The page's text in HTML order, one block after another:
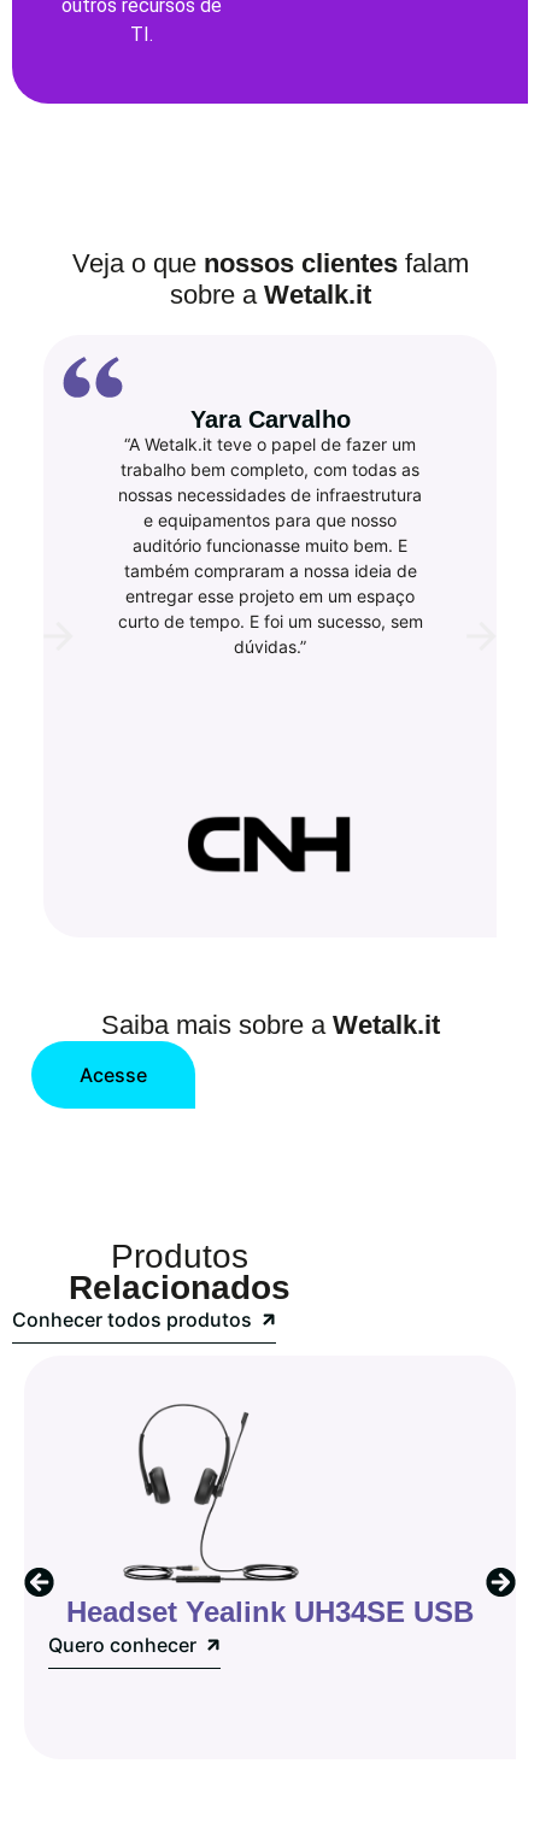
outros recursos de
TI.
Veja o que nossos clientesfalam
sobre a Wetalk.it
Yara Carvalho
“A Wetalk.it teve o papel de fazer um
trabalho bem completo, com todas as
nossas necessidades de infraestrutura
e equipamentos para que nosso
auditório funcionasse muito bem. E
também compraram a nossa ideia de
entregar esse projeto em um espaço
curto de tempo. E foi um sucesso, sem
dúvidas.”
Saiba mais sobre a Wetalk.it
Acesse
Produtos
Relacionados
Conhecer todos produtos
Headset Yealink UH34SE USB
Quero conhecer